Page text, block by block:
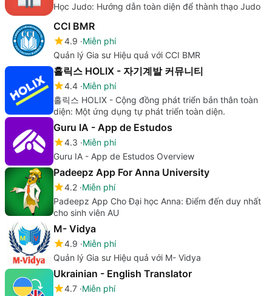
Học Judo: Hướng dẫn toàn diện để thành thạo Judo
CCI BMR
4.9 Miễn phí
Quản lý Gia sư Hiệu quả với CCI BMR
홀릭스 HOLIX - 자기계발 커뮤니티
4.4 Miễn phí
홀릭스 HOLIX - Cộng đồng phát triển bản thân toàn
diện: Một ứng dụng tự phát triển toàn diện.
Guru IA - App de Estudos
4.3 Miễn phí
Guru IA - App de Estudos Overview
Padeepz App For Anna University
4.2 Miễn phí
Padeepz App Cho Đại học Anna: Điểm đến duy nhất
cho sinh viên AU
M- Vidya
4.9 Miễn phí
Quản lý Gia sư Hiệu quả với M- Vidya
Ukrainian - English Translator
4.7 Miễn phí